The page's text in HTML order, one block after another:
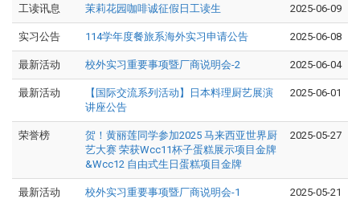
工读讯息 茉莉花园咖啡诚征假日工读生 2025-06-09
实习公告 114学年度餐旅系海外实习申请公告 2025-06-08
最新活动 校外实习重要事项暨厂商说明会-2 2025-06-04
最新活动
【国际交流系列活动】日本料理厨艺展演
讲座公告
2025-06-01
荣誉榜
贺！黄丽莲同学参加2025 马来西亚世界厨
艺大赛 荣获Wcc11杯子蛋糕展示项目金牌
&Wcc12 自由式生日蛋糕项目金牌
2025-05-27
最新活动 校外实习重要事项暨厂商说明会-1 2025-05-21